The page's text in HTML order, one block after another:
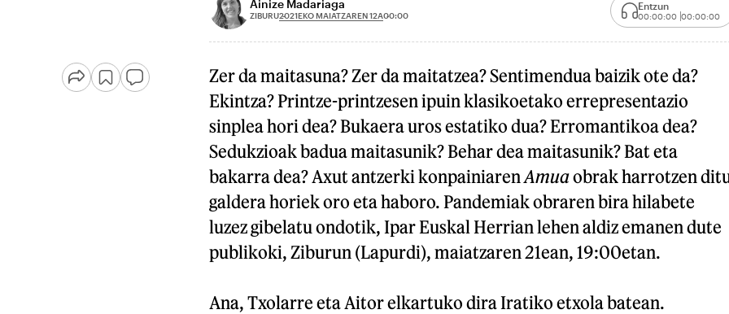
Ainize Madariaga
ZIBURU2021EKO MAIATZAREN 12A00:00
Entzun
00:00:00 00:00:00
Zer da maitasuna? Zer da maitatzea? Sentimendua baizik ote da?
Ekintza? Printze-printzesen ipuin klasikoetako errepresentazio
sinplea hori dea? Bukaera uros estatiko dua? Erromantikoa dea?
Sedukzioak badua maitasunik? Behar dea maitasunik? Bat eta
bakarra dea? Axut antzerki konpainiaren Amuaobrak harrotzen
galdera horiek oro eta haboro. Pandemiak obraren bira hilabete
luzez gibelatu ondotik, Ipar Euskal Herrian lehen aldiz emanen dute
publikoki, Ziburun (Lapurdi), maiatzaren 21ean, 19:00etan.
Ana, Txolarre eta Aitor elkartuko dira Iratiko etxola batean.